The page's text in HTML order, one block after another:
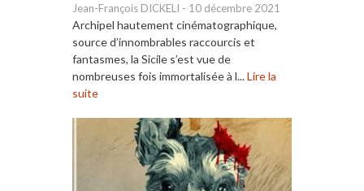
Jean-François DICKELI - 10 décembre 2021
Archipel hautement cinématographique,
source d’innombrables raccourcis et
fantasmes, la Sicile s’est vue de
nombreuses fois immortalisée à l...Lire la
suite